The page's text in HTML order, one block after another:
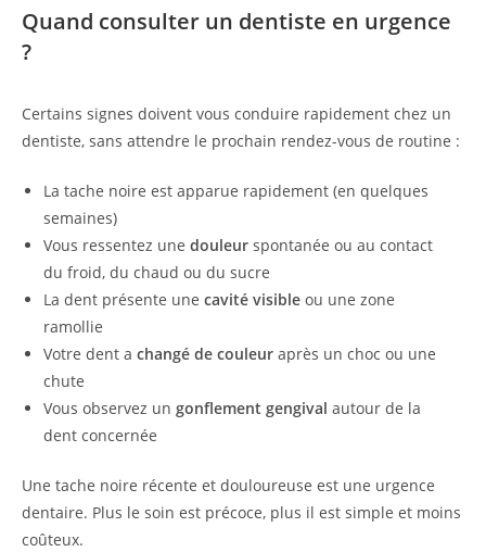
Quand consulter un dentiste en urgence
?
Certains signes doivent vous conduire rapidement chez un
dentiste, sans attendre le prochain rendez-vous de routine :
La tache noire est apparue rapidement (en quelques
semaines)
Vous ressentez une douleur spontanée ou au contact
du froid, du chaud ou du sucre
La dent présente une cavité visible ou une zone
ramollie
Votre dent a changé de couleur après un choc ou une
chute
Vous observez un gonflement gengival autour de la
dent concernée
Une tache noire récente et douloureuse est une urgence
dentaire. Plus le soin est précoce, plus il est simple et moins
coûteux.